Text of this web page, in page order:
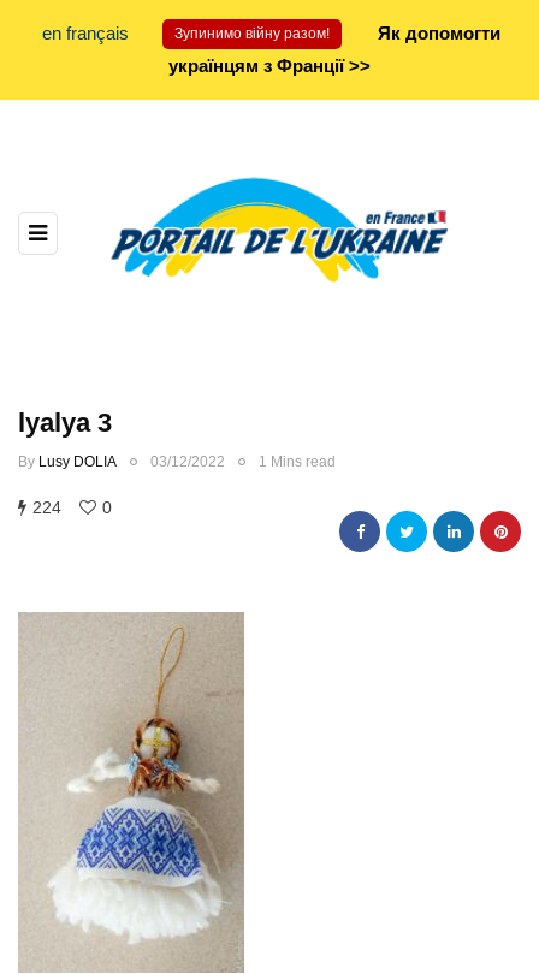
en français Зупинимо війну разом!
Як допомогти
українцям з Франції >>
lyalya 3
By Lusy DOLIA 03/12/2022 1 Mins read
224 0